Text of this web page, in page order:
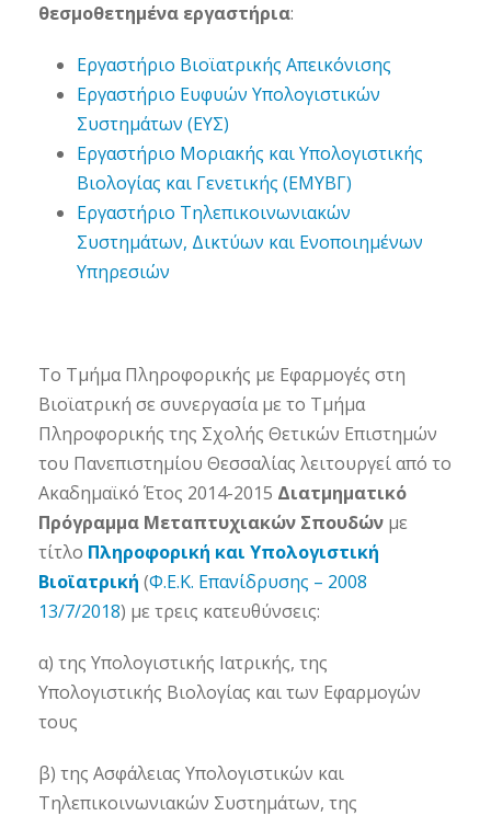
θεσμοθετημένα εργαστήρια:
Εργαστήριο Βιοϊατρικής Απεικόνισης
Εργαστήριο Ευφυών Υπολογιστικών
Συστημάτων (ΕΥΣ)
Εργαστήριο Μοριακής και Υπολογιστικής
Βιολογίας και Γενετικής (ΕΜΥΒΓ)
Εργαστήριο Τηλεπικοινωνιακών
Συστημάτων, Δικτύων και Ενοποιημένων
Υπηρεσιών
To Τμήμα Πληροφορικής με Εφαρμογές στη
Βιοϊατρική σε συνεργασία με το Τμήμα
Πληροφορικής της Σχολής Θετικών Επιστημών
του Πανεπιστημίου Θεσσαλίας λειτουργεί από το
Ακαδημαϊκό Έτος 2014-2015 Διατμηματικό
Πρόγραμμα Μεταπτυχιακών Σπουδών με
τίτλο Πληροφορική και Υπολογιστική
Βιοϊατρική (Φ.Ε.Κ. Επανίδρυσης – 2008
13/7/2018) με τρεις κατευθύνσεις:
α) της Υπολογιστικής Ιατρικής, της
Υπολογιστικής Βιολογίας και των Εφαρμογών
τους
β) της Ασφάλειας Υπολογιστικών και
Τηλεπικοινωνιακών Συστημάτων, της